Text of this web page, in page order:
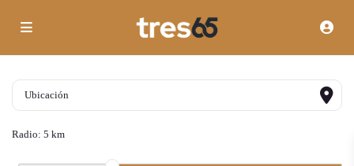
Radio: 5 km